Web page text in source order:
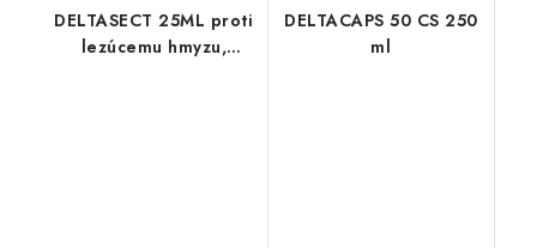
DELTASECT 25ML proti
lezúcemu hmyzu,
DELTACAPS 50 CS 250
ml